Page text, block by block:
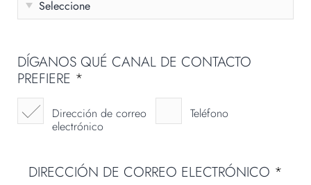
DÍGANOS QUÉ CANAL DE CONTACTO
PREFIERE *
Dirección de correo
electrónico
Teléfono
DIRECCIÓN DE CORREO ELECTRÓNICO *